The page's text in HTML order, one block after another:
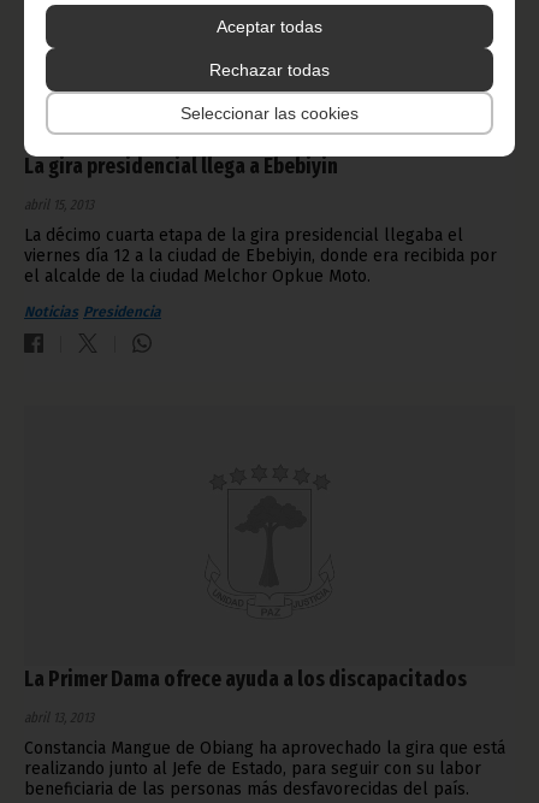
Aceptar todas
Rechazar todas
Seleccionar las cookies
La gira presidencial llega a Ebebiyin
abril 15, 2013
La décimo cuarta etapa de la gira presidencial llegaba el
viernes día 12 a la ciudad de Ebebiyin, donde era recibida por
el alcalde de la ciudad Melchor Opkue Moto.
Noticias Presidencia
La Primer Dama ofrece ayuda a los discapacitados
abril 13, 2013
Constancia Mangue de Obiang ha aprovechado la gira que está
realizando junto al Jefe de Estado, para seguir con su labor
beneficiaria de las personas más desfavorecidas del país.